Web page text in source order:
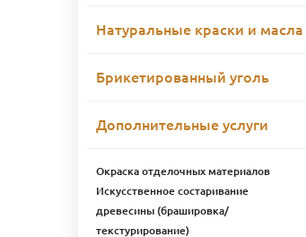
Натуральные краски и масла
Брикетированный уголь
Дополнительные услуги
Окраска отделочных материалов
Искусственное состаривание
древесины (брашировка/
текстурирование)